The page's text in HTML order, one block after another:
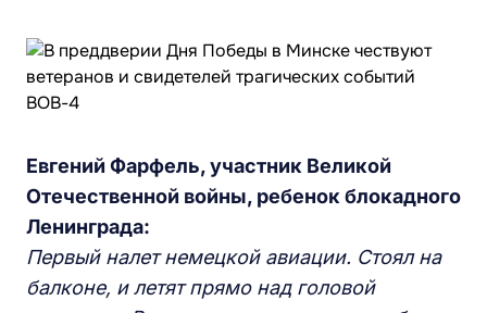
Евгений Фарфель, участник Великой
Отечественной войны, ребенок блокадного
Ленинграда:
Первый налет немецкой авиации. Стоял на
балконе, и летят прямо над головой